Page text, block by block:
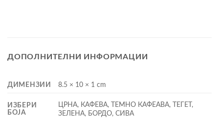
ДОПОЛНИТЕЛНИ ИНФОРМАЦИИ
ДИМЕНЗИИ 8.5 × 10 × 1 cm
ИЗБЕРИ
БОЈА
ЦРНА, КАФEВА, ТЕМНО КАФЕАВА, ТЕГЕТ,
ЗЕЛЕНА, БОРДО, СИВА